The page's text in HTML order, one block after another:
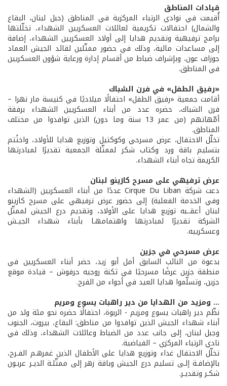
قيادات المناطق
أُقيمت في نوادي الرتباء المركزية في المناطق (جبل لبنان، البقاع
والشمال) احتفالات تكريمية لعائلات العسكريين الشهداء، تخلّلتها
برامج ترفيهية وتقديم هدايا إلى أولاد العسكريين الشهداء، إضافة
إلى مساعدات مالية، وذلك في حضور ممثّلين لقائد الجيش العماد
جوزاف عون، وبإشراف ضباط من أقسام إدارة ورعاية شؤون العسكريين
في المناطق.
«رفيق الطفل» في فرن الشباك
أقامت جمعية «رفيق الطفل» احتفالًا ميلاديًا في كنيسة مار نهرا –
فرن الشباك، حضره عدد من أبناء العسكريين الشهداء برفقة
أمّهاتهم (من عمر 13 سنة وما دون) الذين توافدوا من مختلف
المناطق.
تخلّل الاحتفال، عرض مسرحي وكوكتيل وتوزيع هدايا للأولاد، واختُتم
بتسليم باقة ورد وكتاب شكر لممثّلة الجمعية تقديرًا لمبادرتها
الكريمة تجاه أبناء الشهداء.
عرض ترفيهي على مسرح كازينو لبنان
دعت شركة Cirque Du Liban عددًا من أبناء العسكريين (الشهداء
وفي الخدمة الفعلية) إلى حضور عرض ترفيهي على مسرح كازينو
لبنان أعقــبه توزيع هدايا على الأولاد، وتقديم درع الجيش لممثّل
الشركة تقديرًا لمبادرتها واهتمامهـا بأبناء شهداء الجيـش
وعسكرييه.
عرض مسرحي في جزين
بدعوة من النائب السابق أمل أبو زيد، حضر أبناء العسكريين في
منطقة جزين عرضًا مسرحيًا في ثكنة روجيه حرفوش – قيادة موقع
جزين، وتسلّموا هدايا العيد في أجواء من الفرح.
... ومزيد من الهدايا من دير راهبات يسوع ومريم
نظّم دير راهبات يسوع ومريم - الربوة، احتفالًا حضره نحو مئة ولد من
أبناء شهداء الجيش الذين توافدوا من مناطق: البقاع، بيروت، الجنوب
وجبل لبنان، إلى جانب عدد من الضباط وعائلات الشهداء، وذلك في
نادي الرتباء المركزي – الفياضية.
تخلّل الاحتفال غداء وتوزيع هدايا على الأطفال الذين غمرهـم الفـرح،
بالإضافـة إلـى تسليم درع الجيش وباقة زهر إلى ممثّلـة الديـر عربـون
شكـر وتقديـر.